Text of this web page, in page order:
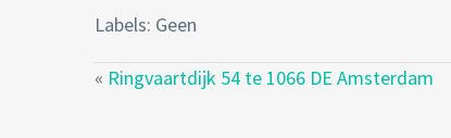
Labels: Geen
« Ringvaartdijk 54 te 1066 DE Amsterdam